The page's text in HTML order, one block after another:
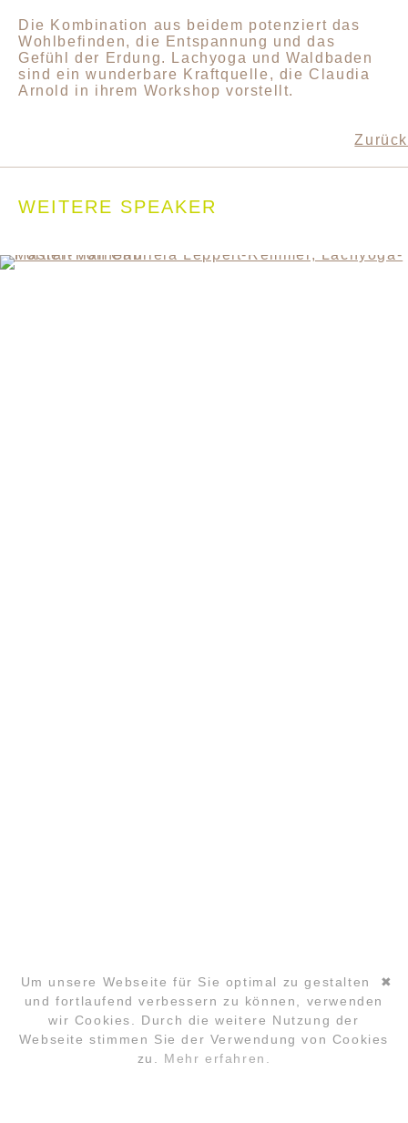
Navigation
FAQ LOCATION
Die Kombination aus beidem potenziert das
Wohlbefinden, die Entspannung und das
Gefühl der Erdung. Lachyoga und Waldbaden
sind ein wunderbare Kraftquelle, die Claudia
Arnold in ihrem Workshop vorstellt.
Zurück
WEITERE SPEAKER
✖
Um unsere Webseite für Sie optimal zu gestalten
und fortlaufend verbessern zu können, verwenden
wir Cookies. Durch die weitere Nutzung der
Webseite stimmen Sie der Verwendung von Cookies
zu. Mehr erfahren.